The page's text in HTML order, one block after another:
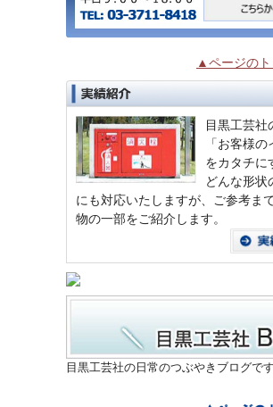
▲ページのト
目黒工芸社
「お客様
をカタチに
どんな形状
にも対応いたしますが、ご参考ま
物の一部をご紹介します。
目黒工芸社の日常のつぶやきブログです